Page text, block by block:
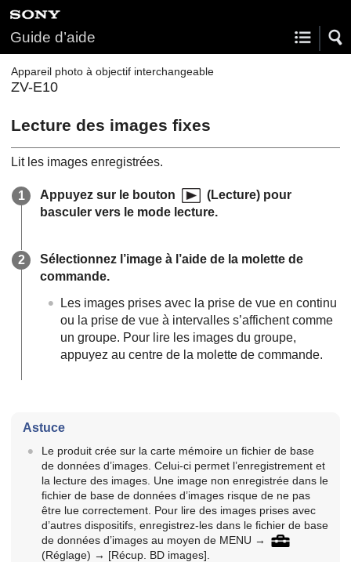
Guide d’aide
Appareil photo à objectif interchangeable
ZV-E10
Lecture des images fixes
Lit les images enregistrées.
Appuyez sur le bouton
(Lecture) pour
basculer vers le mode lecture.
Sélectionnez l’image à l’aide de la molette de
commande.
Les images prises avec la prise de vue en continu
ou la prise de vue à intervalles s’affichent comme
un groupe. Pour lire les images du groupe,
appuyez au centre de la molette de commande.
Astuce
Le produit crée sur la carte mémoire un fichier de base
de données d’images. Celui-ci permet l’enregistrement et
la lecture des images. Une image non enregistrée dans le
fichier de base de données d’images risque de ne pas
être lue correctement. Pour lire des images prises avec
d’autres dispositifs, enregistrez-les dans le fichier de base
de données d’images au moyen de MENU →
(Réglage) → [Récup. BD images]